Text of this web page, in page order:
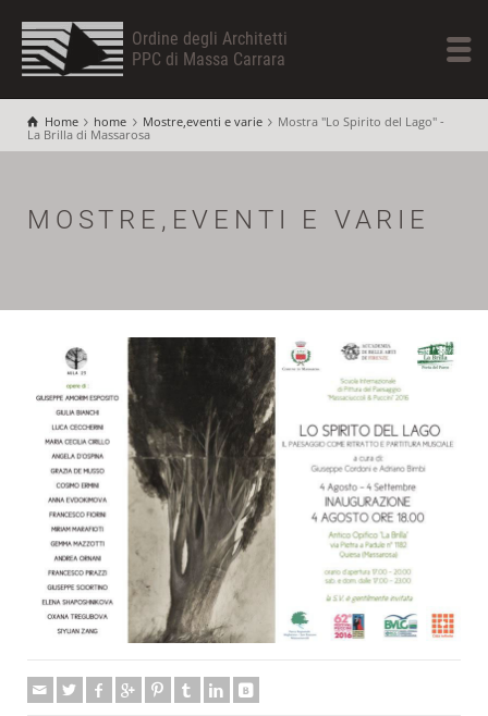
Ordine degli Architetti
PPC di Massa Carrara
Home home Mostre,eventi e varie
Mostra "Lo Spirito del Lago" -
La Brilla di Massarosa
MOSTRE,EVENTI E VARIE